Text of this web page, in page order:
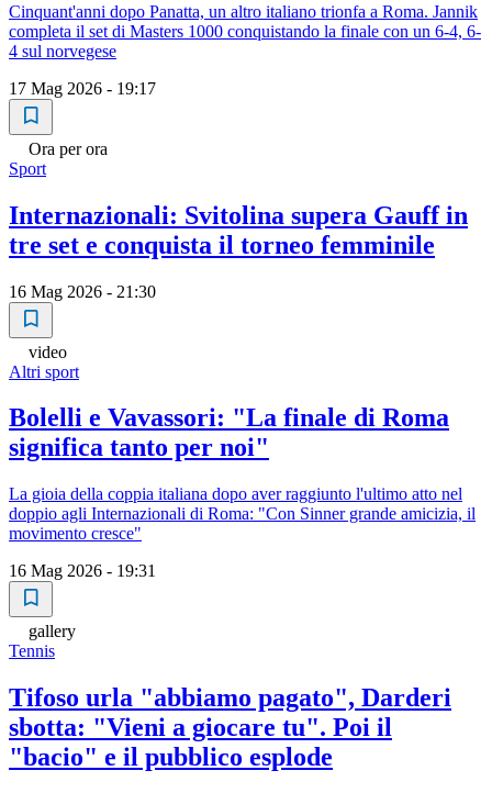
Cinquant'anni dopo Panatta, un altro italiano trionfa a Roma. Jannik
completa il set di Masters 1000 conquistando la finale con un 6-4, 6-
4 sul norvegese
17 Mag 2026 - 19:17
Ora per ora
Sport
Internazionali: Svitolina supera Gauff in
tre set e conquista il torneo femminile
16 Mag 2026 - 21:30
video
Altri sport
Bolelli e Vavassori: "La finale di Roma
significa tanto per noi"
La gioia della coppia italiana dopo aver raggiunto l'ultimo atto nel
doppio agli Internazionali di Roma: "Con Sinner grande amicizia, il
movimento cresce"
16 Mag 2026 - 19:31
gallery
Tennis
Tifoso urla "abbiamo pagato", Darderi
sbotta: "Vieni a giocare tu". Poi il
"bacio" e il pubblico esplode